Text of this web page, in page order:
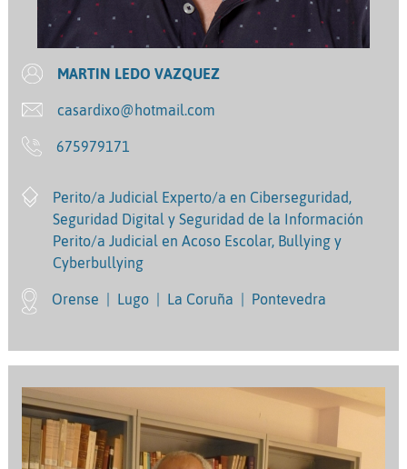
MARTIN LEDO VAZQUEZ
casardixo@hotmail.com
675979171
Perito/a Judicial Experto/a en Ciberseguridad,
Seguridad Digital y Seguridad de la Información
Perito/a Judicial en Acoso Escolar, Bullying y
Cyberbullying
Orense Lugo La Coruña Pontevedra